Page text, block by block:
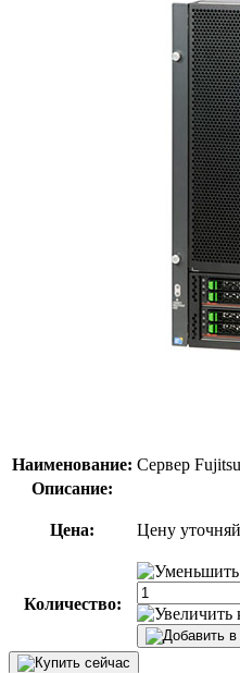
Наименование: Сервер
Описание:
Цена: Цену
Количество: